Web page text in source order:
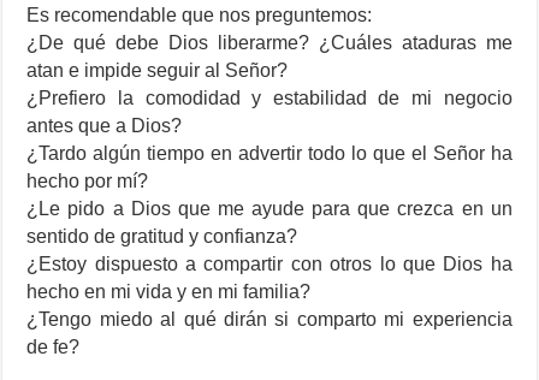
Es recomendable que nos preguntemos:
¿De qué debe Dios liberarme? ¿Cuáles ataduras me
atan e impide seguir al Señor?
¿Prefiero la comodidad y estabilidad de mi negocio
antes que a Dios?
¿Tardo algún tiempo en advertir todo lo que el Señor ha
hecho por mí?
¿Le pido a Dios que me ayude para que crezca en un
sentido de gratitud y confianza?
¿Estoy dispuesto a compartir con otros lo que Dios ha
hecho en mi vida y en mi familia?
¿Tengo miedo al qué dirán si comparto mi experiencia
de fe?